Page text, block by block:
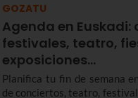
GOZATU
Agenda en Euskadi:
festivales, teatro,
exposiciones…
Planifica tu fin de semana
de conciertos, teatro,